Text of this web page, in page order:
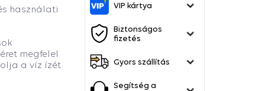
használati
megfelel
a víz ízét
VIP kártya
Biztonságos
fizetés
Gyors szállítás
Segítség a